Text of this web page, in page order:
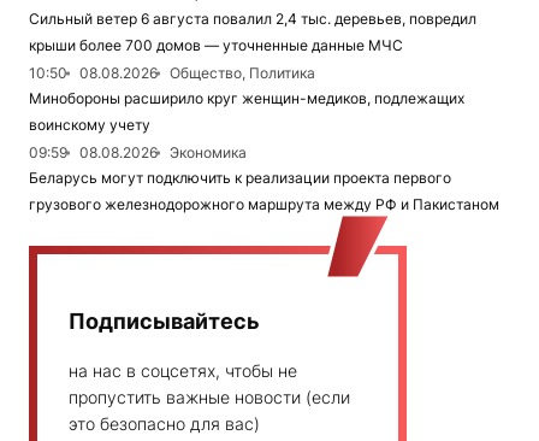
Сильный ветер 6 августа повалил 2,4 тыс. деревьев, повредил
крыши более 700 домов — уточненные данные МЧС
10:50
08.08.2026
Общество, Политика
Минобороны расширило круг женщин-медиков, подлежащих
воинскому учету
09:59
08.08.2026
Экономика
Беларусь могут подключить к реализации проекта первого
грузового железнодорожного маршрута между РФ и Пакистаном
Подписывайтесь
на нас в соцсетях, чтобы не
пропустить важные новости (если
это безопасно для вас)